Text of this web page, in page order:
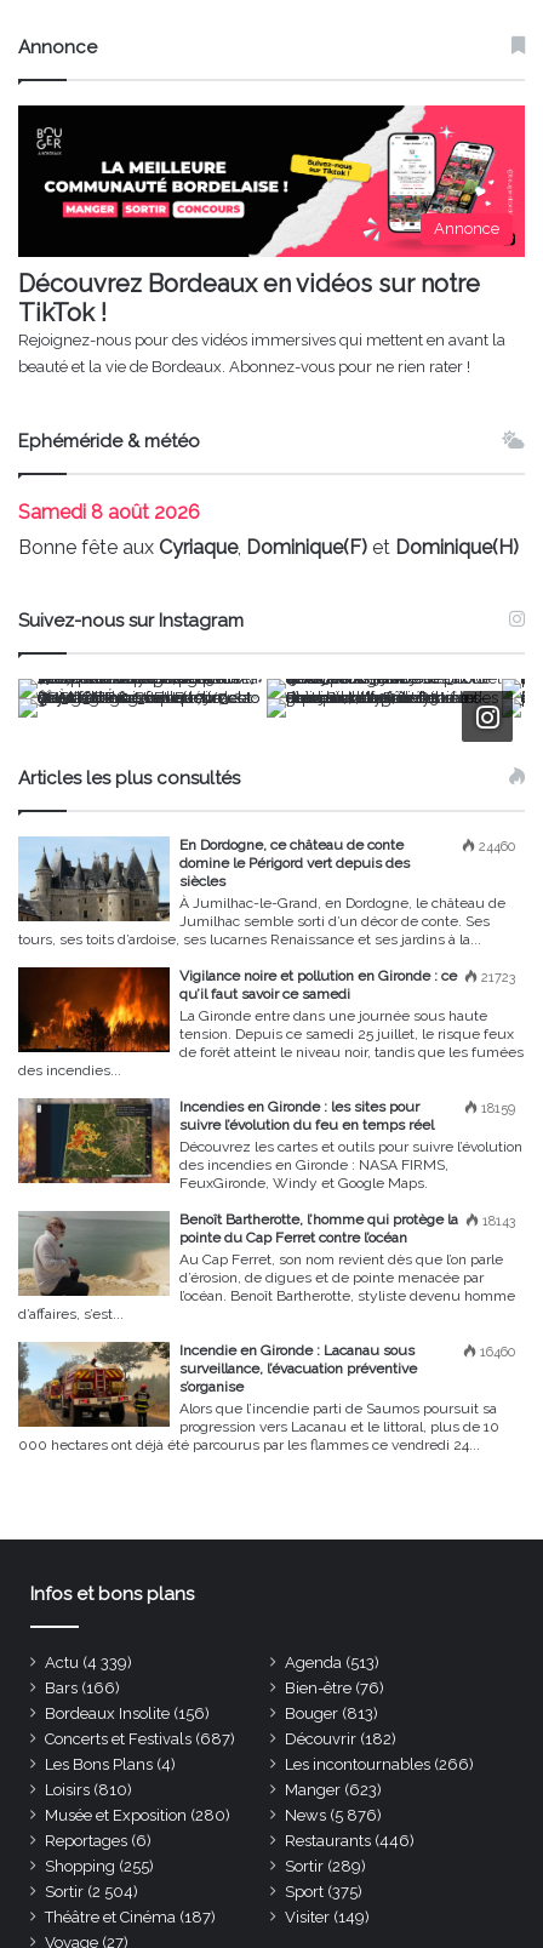
Annonce
Annonce
Découvrez Bordeaux en vidéos sur notre
TikTok !
Rejoignez-nous pour des vidéos immersives qui mettent en avant la
beauté et la vie de Bordeaux. Abonnez-vous pour ne rien rater !
Ephéméride & météo
Samedi 8 août 2026
Bonne fête aux Cyriaque, Dominique(F) et Dominique(H)
Suivez-nous sur Instagram
Articles les plus consultés
24460
En Dordogne, ce château de conte
domine le Périgord vert depuis des
siècles
À Jumilhac-le-Grand, en Dordogne, le château de
Jumilhac semble sorti d’un décor de conte. Ses
tours, ses toits d’ardoise, ses lucarnes Renaissance et ses jardins à la...
21723
Vigilance noire et pollution en Gironde : ce
qu’il faut savoir ce samedi
La Gironde entre dans une journée sous haute
tension. Depuis ce samedi 25 juillet, le risque feux
de forêt atteint le niveau noir, tandis que les fumées
des incendies...
18159
Incendies en Gironde : les sites pour
suivre l’évolution du feu en temps réel
Découvrez les cartes et outils pour suivre l’évolution
des incendies en Gironde : NASA FIRMS,
FeuxGironde, Windy et Google Maps.
18143
Benoît Bartherotte, l’homme qui protège la
pointe du Cap Ferret contre l’océan
Au Cap Ferret, son nom revient dès que l’on parle
d’érosion, de digues et de pointe menacée par
l’océan. Benoît Bartherotte, styliste devenu homme
d’affaires, s’est...
16460
Incendie en Gironde : Lacanau sous
surveillance, l’évacuation préventive
s’organise
Alors que l’incendie parti de Saumos poursuit sa
progression vers Lacanau et le littoral, plus de 10
000 hectares ont déjà été parcourus par les flammes ce vendredi 24...
Infos et bons plans
Actu (4 339) Agenda (513)
Bars (166) Bien-être (76)
Bordeaux Insolite (156) Bouger (813)
Concerts et Festivals (687) Découvrir (182)
Les Bons Plans (4) Les incontournables (266)
Loisirs (810) Manger (623)
Musée et Exposition (280) News (5 876)
Reportages (6) Restaurants (446)
Shopping (255) Sortir (289)
Sortir (2 504) Sport (375)
Théâtre et Cinéma (187) Visiter (149)
Voyage (27)